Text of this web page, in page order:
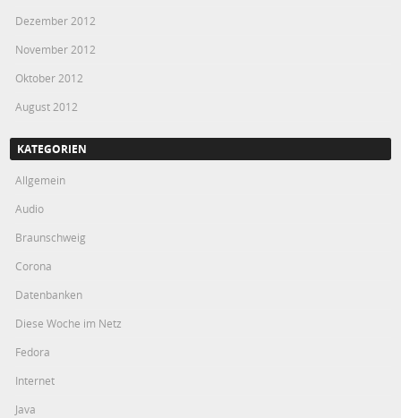
Dezember 2012
November 2012
Oktober 2012
August 2012
KATEGORIEN
Allgemein
Audio
Braunschweig
Corona
Datenbanken
Diese Woche im Netz
Fedora
Internet
Java